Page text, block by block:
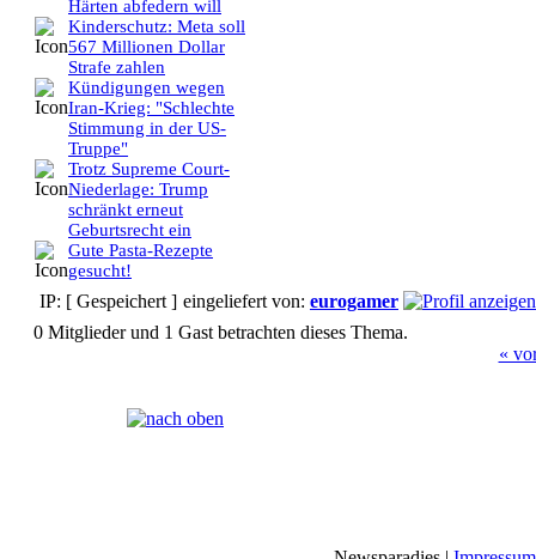
Härten abfedern will
Kinderschutz: Meta soll
567 Millionen Dollar
Strafe zahlen
Kündigungen wegen
Iran-Krieg: "Schlechte
Stimmung in der US-
Truppe"
Trotz Supreme Court-
Niederlage: Trump
schränkt erneut
Geburtsrecht ein
Gute Pasta-Rezepte
gesucht!
IP: [ Gespeichert ] eingeliefert von: eurogamer
0 Mitglieder und 1 Gast betrachten dieses Thema.
«